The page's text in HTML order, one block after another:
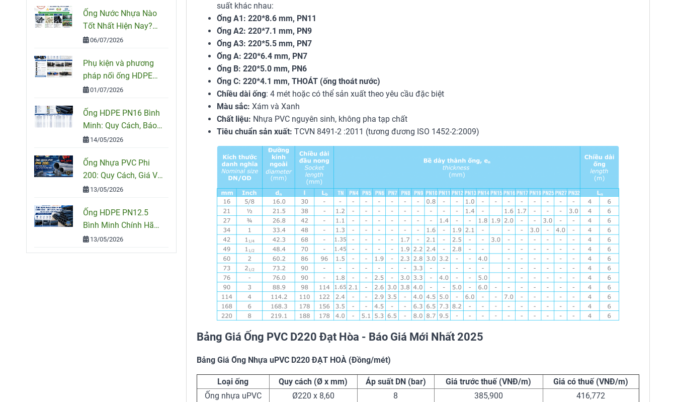
suất khác nhau:
Ống A1: 220*8.6 mm, PN11
Ống A2: 220*7.1 mm, PN9
Ống A3: 220*5.5 mm, PN7
Ống A: 220*6.4 mm, PN7
Ống B: 220*5.0 mm, PN6
Ống C: 220*4.1 mm, THOÁT (ống thoát nước)
Chiều dài ống: 4 mét hoặc có thể sản xuất theo yêu cầu đặc biệt
Màu sắc: Xám và Xanh
Chất liệu: Nhựa PVC nguyên sinh, không pha tạp chất
Tiêu chuẩn sản xuất: TCVN 8491-2 :2011 (tương đương ISO 1452-2:2009)
Bảng Giá Ống PVC D220 Đạt Hòa - Báo Giá Mới Nhất 2025
Bảng Giá Ống Nhựa uPVC D220 ĐẠT HOÀ (Đồng/mét)
Loại ống Quy cách (Ø x mm) Áp suất DN (bar) Giá trước thuế (VNĐ/m)
Giá có thuế (VNĐ/m)
Ống nhựa uPVC
Ø220 x 8,60 8 385,900
416,772
Ống Nước Nhựa Nào
Tốt Nhất Hiện Nay?
So Sánh PVC, PPR Và
06/07/2026
Phụ kiện và phương
pháp nối ống HDPE
đúng kỹ thuật
01/07/2026
Ống HDPE PN16 Bình
Minh: Quy Cách, Báo
Giá Và Cách Chọn
14/05/2026
Ống Nhựa PVC Phi
200: Quy Cách, Giá Và
Cách Chọn Đúng Cho
13/05/2026
Ống HDPE PN12.5
Bình Minh Chính Hãng
– Quy Cách, Giá Bán
Và Tư Vấn Chọn Mua
13/05/2026